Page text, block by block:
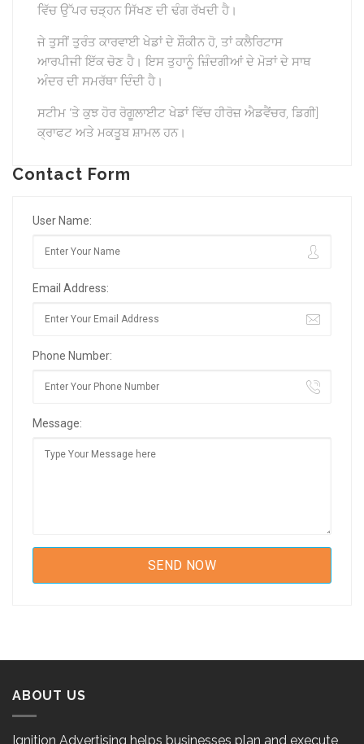
ਵਿੱਚ ਉੱਪਰ ਚੜ੍ਹਨ ਸਿੱਖਣ ਦੀ ਢੰਗ ਰੱਖਦੀ ਹੈ।
ਜੇ ਤੁਸੀਂ ਤੁਰੰਤ ਕਾਰਵਾਈ ਖੇਡਾਂ ਦੇ ਸ਼ੌਕੀਨ ਹੋ, ਤਾਂ ਕਲੈਰਿਟਾਸ
ਆਰਪੀਜੀ ਇੱਕ ਚੋਣ ਹੈ। ਇਸ ਤੁਹਾਨੂੰ ਜ਼ਿੰਦਗੀਆਂ ਦੇ ਮੋੜਾਂ ਦੇ ਸਾਥ
ਅੰਦਰ ਦੀ ਸਮਰੱਥਾ ਦਿੰਦੀ ਹੈ।
ਸਟੀਮ ‘ਤੇ ਕੁਝ ਹੋਰ ਰੋਗੂਲਾਈਟ ਖੇਡਾਂ ਵਿੱਚ ਹੀਰੋਜ਼ ਐਡਵੈਂਚਰ, ਡਿਗੀ]
ਕ੍ਰਾਫਟ ਅਤੇ ਮਕਤੂਬ ਸ਼ਾਮਲ ਹਨ।
Contact Form
User Name:
Email Address:
Phone Number:
Message:
ABOUT US
Ignition Advertising helps businesses plan and execute